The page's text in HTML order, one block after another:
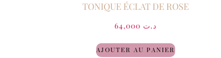
TONIQUE ÉCLAT DE ROSE
د.ت
AJOUTER AU PANIER